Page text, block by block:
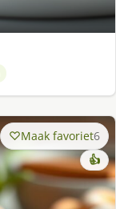
Maak favoriet6
👍